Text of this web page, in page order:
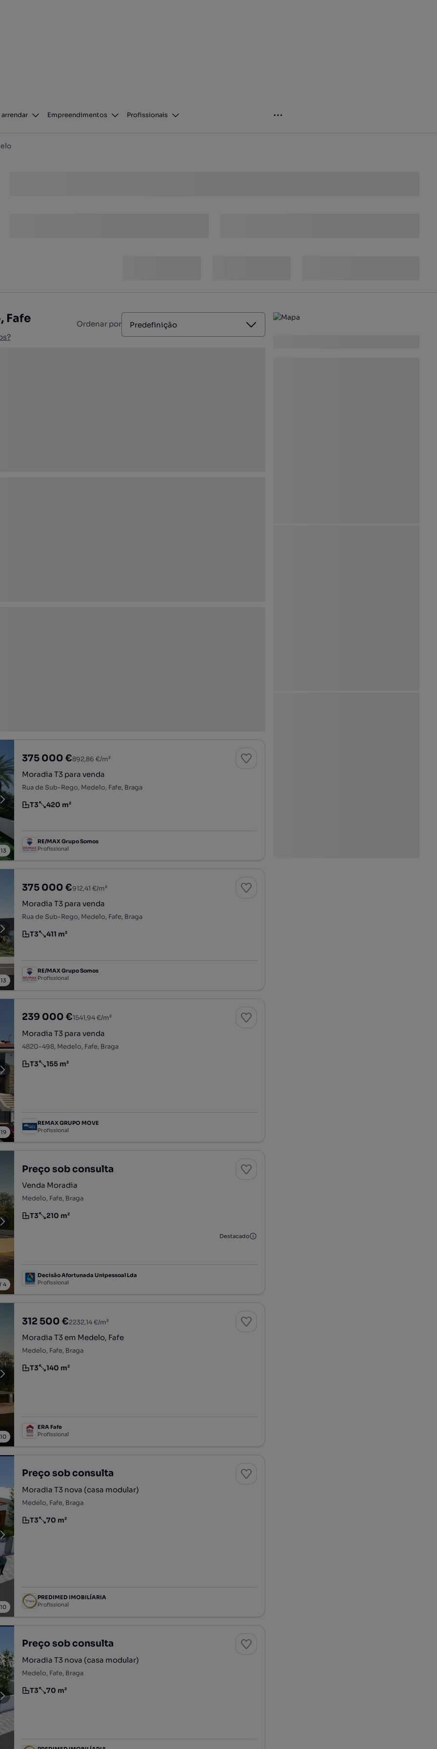
arrendar Empreendimentos Profissionais
Fafe Ordenar por Predefinição
13
375 000 €892,86 €/m²
Moradia T3 para venda
Rua de Sub-Rego, Medelo, Fafe, Braga
Tipologia
T3
Preço por metro quadrado
420 m²
RE/MAX Grupo Somos
Profissional
13
375 000 €912,41 €/m²
Moradia T3 para venda
Rua de Sub-Rego, Medelo, Fafe, Braga
Tipologia
T3
Preço por metro quadrado
411 m²
RE/MAX Grupo Somos
Profissional
19
239 000 €1541,94 €/m²
Moradia T3 para venda
4820-498, Medelo, Fafe, Braga
Tipologia
T3
Preço por metro quadrado
155 m²
REMAX GRUPO MOVE
Profissional
4
Preço sob consulta
Venda Moradia
Medelo, Fafe, Braga
Tipologia
T3
Preço por metro quadrado
210 m²
Destacado
Decisão Afortunada Unipessoal Lda
Profissional
10
312 500 €2232,14 €/m²
Moradia T3 em Medelo, Fafe
Medelo, Fafe, Braga
Tipologia
T3
Preço por metro quadrado
140 m²
ERA Fafe
Profissional
10
Preço sob consulta
Moradia T3 nova (casa modular)
Medelo, Fafe, Braga
Tipologia
T3
Preço por metro quadrado
70 m²
PREDIMED IMOBILÍARIA
Profissional
Preço sob consulta
Moradia T3 nova (casa modular)
Medelo, Fafe, Braga
Tipologia
T3
Preço por metro quadrado
70 m²